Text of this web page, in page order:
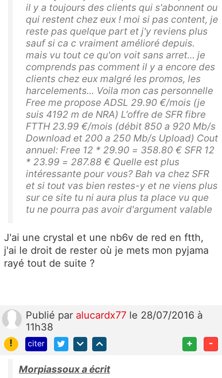
il y a toujours des clients qui s'abonnent ou
qui restent chez eux ! moi si pas content, je
reste pas quelque part et j'y reviens plus
sauf si ca c vraiment amélioré depuis.
mais vu tout ce qu'on voit sans arret... je
comprends pas comment il y a encore des
clients chez eux malgré les promos, les
harcelements... Voila mon cas personnelle
Free me propose ADSL 29.90 €/mois (je
suis 4192 m de NRA) L’offre de SFR fibre
FTTH 23.99 €/mois (débit 850 a 920 Mb/s
Download et 200 a 250 Mb/s Upload) Cout
annuel: Free 12 * 29.90 = 358.80 € SFR 12
* 23.99 = 287.88 € Quelle est plus
intéressante pour vous? Bah va chez SFR
et si tout vas bien restes-y et ne viens plus
sur ce site tu ni aura plus ta place vu que
tu ne pourra pas avoir d'argument valable
J'ai une crystal et une nb6v de red en ftth,
j'ai le droit de rester où je mets mon pyjama
rayé tout de suite ?
Publié par alucardx77 le 28/07/2016 à
11h38
!
citer + -
Morpiassoux a écrit